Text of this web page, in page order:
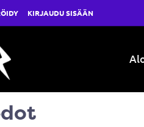
KIRJAUDU SISÄÄN